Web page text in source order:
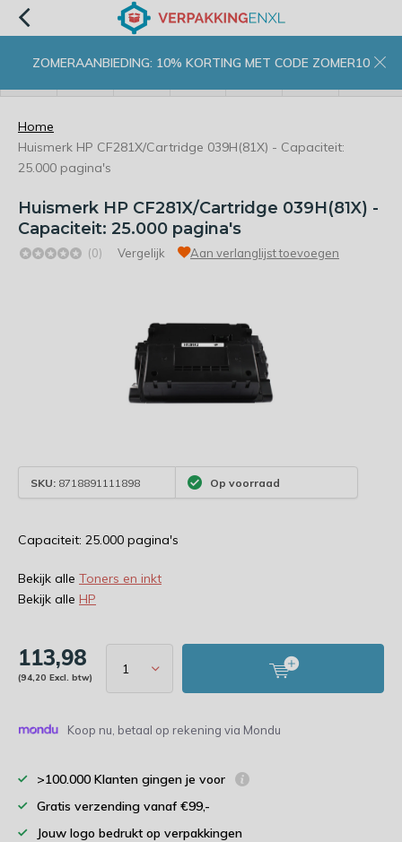
ZOMERAANBIEDING: 10% KORTING MET CODE ZOMER10
Home
Huismerk HP CF281X/Cartridge 039H(81X) - Capaciteit:
25.000 pagina's
Huismerk HP CF281X/Cartridge 039H(81X) -
Capaciteit: 25.000 pagina's
(0) Vergelijk Aan verlanglijst toevoegen
SKU: 8718891111898 Op voorraad
Capaciteit: 25.000 pagina's
Bekijk alle Toners en inkt
Bekijk alle HP
113,98
(94,20 Excl. btw)
Koop nu, betaal op rekening via Mondu
>100.000 Klanten gingen je voor
Gratis verzending vanaf €99,-
Jouw logo bedrukt op verpakkingen